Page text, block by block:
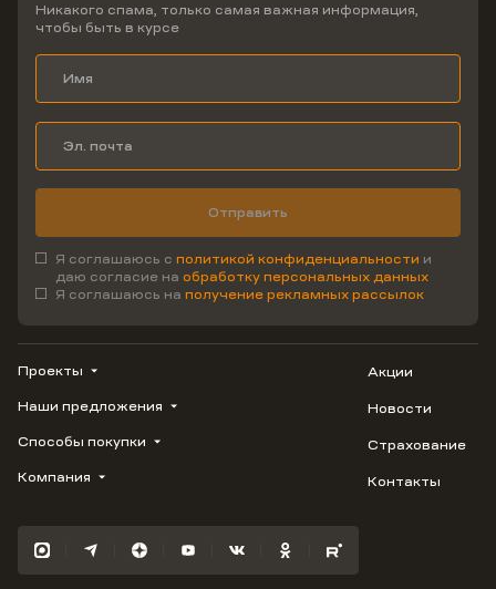
Никакого спама, только самая важная информация,
чтобы быть в курсе
Отправить
Я соглашаюсь с политикой конфиденциальности и
даю согласие на обработку персональных данных
Я соглашаюсь на получение рекламных рассылок
Проекты
ВЕРН
1799
Флора
Наши предложения
Купить квартиру
Студию
3-комнатную
Способы покупки
Трейд-ин
Компания
Карьера
Акции
Новости
Страхование
Контакты